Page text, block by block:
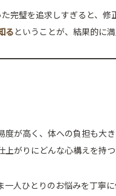
完璧を追求しすぎると、修
るということが、結果的に
が高く、体への負担も大き
がりにどんな心構えを持つ
人ひとりのお悩みを丁寧に